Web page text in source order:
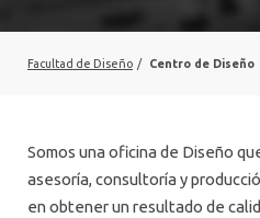
ALUMNI
AGENDA
Facultad de Diseño / Centro de Diseño
Somos una oficina de Diseño
asesoría, consultoría y
en obtener un resultado de